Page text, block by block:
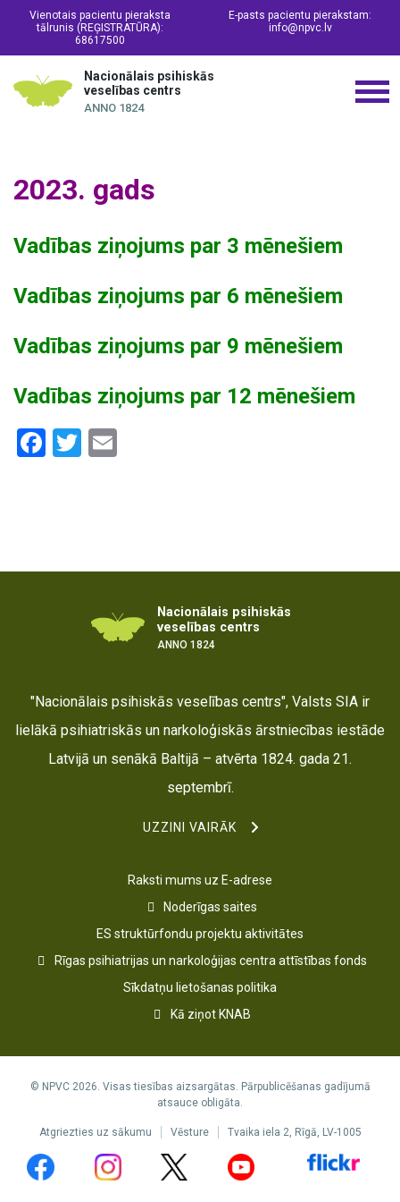
Vienotais pacientu pieraksta
tālrunis (REĢISTRATŪRA):
68617500
E-pasts pacientu pierakstam:
info@npvc.lv
Nacionālais psihiskās
veselības centrs
ANNO 1824
2023. gads
Vadības ziņojums par 3 mēnešiem
Vadības ziņojums par 6 mēnešiem
Vadības ziņojums par 9 mēnešiem
Vadības ziņojums par 12 mēnešiem
Facebook
Twitter
Nacionālais psihiskās
veselības centrs
ANNO 1824
"Nacionālais psihiskās veselības centrs", Valsts SIA ir
lielākā psihiatriskās un narkoloģiskās ārstniecības iestāde
Latvijā un senākā Baltijā – atvērta 1824. gada 21.
septembrī.
UZZINI VAIRĀK
Raksti mums uz E-adrese
Noderīgas saites
ES struktūrfondu projektu aktivitātes
Rīgas psihiatrijas un narkoloģijas centra attīstības fonds
Sīkdatņu lietošanas politika
Kā ziņot KNAB
© NPVC 2026. Visas tiesības aizsargātas. Pārpublicēšanas gadījumā
atsauce obligāta.
Atgriezties uz sākumu Vēsture Tvaika iela 2, Rīgā, LV-1005